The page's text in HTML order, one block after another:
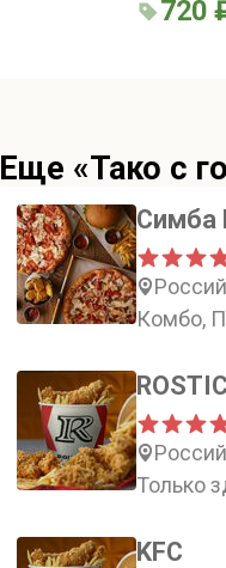
720
Еще «Тако с
Симба
Комбо,
Только
KFC